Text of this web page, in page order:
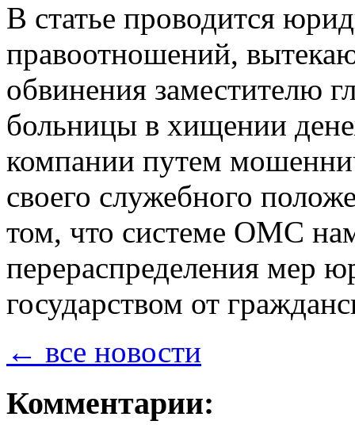
В статье проводится
правоотношений,
обвинения заместителю
больницы в хищении
компании путем
своего служебного
том, что системе ОМС
перераспределения мер
государством от
← все новости
Комментарии: